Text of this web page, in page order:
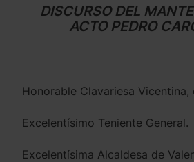
DISCURSO DEL
ACTO PEDRO
Honorable Clavariesa Vicentina,
Excelentísimo Teniente General.
Excelentísima Alcaldesa de